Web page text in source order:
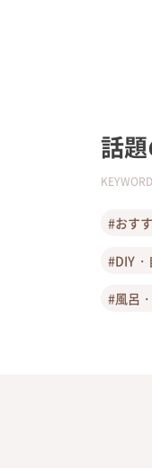
話
KEYWORD
#おす
#DIY・
#風呂